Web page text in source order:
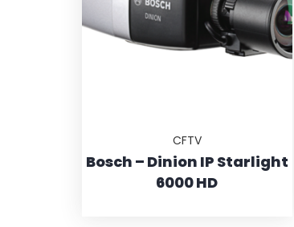
CFTV
Bosch – Dinion IP Starlight
6000 HD